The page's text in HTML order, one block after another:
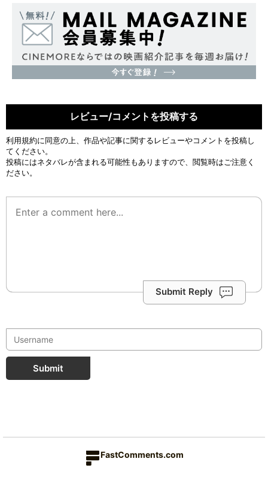
レビュー/コメントを投稿する
利用規約に同意の上、作品や記事に関するレビューやコメントを投稿し
てください。
投稿にはネタバレが含まれる可能性もありますので、閲覧時はご注意く
ださい。
Submit Reply
Submit
FastComments.com